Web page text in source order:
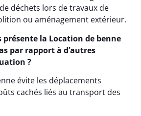
déchets lors de travaux de
ou aménagement extérieur.
présente la Location de benne
par rapport à d’autres
?
évite les déplacements
cachés liés au transport des